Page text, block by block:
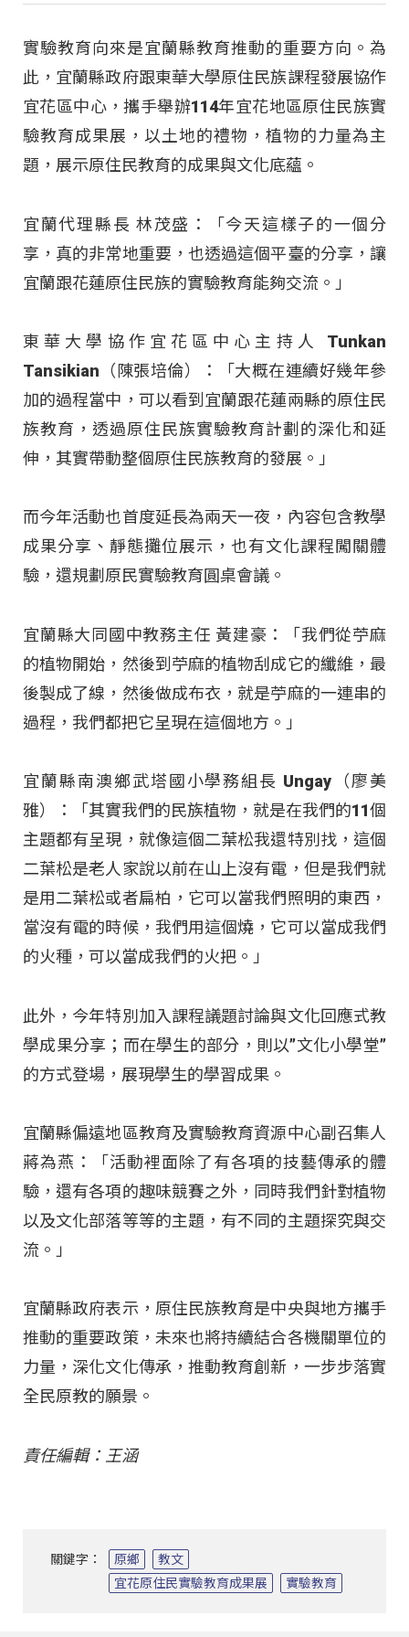
實驗教育向來是宜蘭縣教育推動的重要方向。為
此，宜蘭縣政府跟東華大學原住民族課程發展協作
宜花區中心，攜手舉辦114年宜花地區原住民族實
驗教育成果展，以土地的禮物，植物的力量為主
題，展示原住民教育的成果與文化底蘊。
宜蘭代理縣長 林茂盛：「今天這樣子的一個分
享，真的非常地重要，也透過這個平臺的分享，讓
宜蘭跟花蓮原住民族的實驗教育能夠交流。」
東華大學協作宜花區中心主持人 Tunkan
Tansikian（陳張培倫）：「大概在連續好幾年參
加的過程當中，可以看到宜蘭跟花蓮兩縣的原住民
族教育，透過原住民族實驗教育計劃的深化和延
伸，其實帶動整個原住民族教育的發展。」
而今年活動也首度延長為兩天一夜，內容包含教學
成果分享、靜態攤位展示，也有文化課程闖關體
驗，還規劃原民實驗教育圓桌會議。
宜蘭縣大同國中教務主任 黃建豪：「我們從苧麻
的植物開始，然後到苧麻的植物刮成它的纖維，最
後製成了線，然後做成布衣，就是苧麻的一連串的
過程，我們都把它呈現在這個地方。」
宜蘭縣南澳鄉武塔國小學務組長 Ungay（廖美
雅）：「其實我們的民族植物，就是在我們的11個
主題都有呈現，就像這個二葉松我還特別找，這個
二葉松是老人家說以前在山上沒有電，但是我們就
是用二葉松或者扁柏，它可以當我們照明的東西，
當沒有電的時候，我們用這個燒，它可以當成我們
的火種，可以當成我們的火把。」
此外，今年特別加入課程議題討論與文化回應式教
學成果分享；而在學生的部分，則以”文化小學堂”
的方式登場，展現學生的學習成果。
宜蘭縣偏遠地區教育及實驗教育資源中心副召集人
蔣為燕：「活動裡面除了有各項的技藝傳承的體
驗，還有各項的趣味競賽之外，同時我們針對植物
以及文化部落等等的主題，有不同的主題探究與交
流。」
宜蘭縣政府表示，原住民族教育是中央與地方攜手
推動的重要政策，未來也將持續結合各機關單位的
力量，深化文化傳承，推動教育創新，一步步落實
全民原教的願景。
責任編輯：王涵
關鍵字： 原鄉
教文
宜花原住民實驗教育成果展
實驗教育